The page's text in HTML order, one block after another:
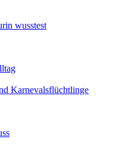
wusstest
Karnevalsflüchtlinge